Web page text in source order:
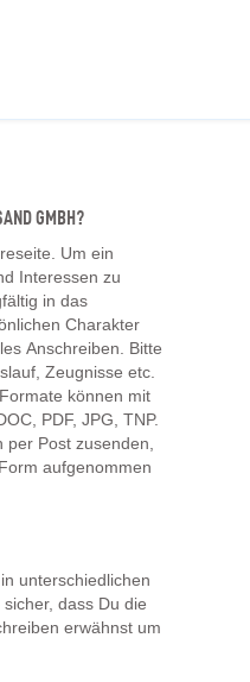
GMBH?
Um ein
Interessen zu
in das
Charakter
Anschreiben. Bitte
Zeugnisse etc.
können mit
PDF, JPG, TNP.
Post zusenden,
aufgenommen
unterschiedlichen
dass Du die
erwähnst um